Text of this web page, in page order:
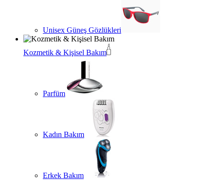
Unisex Güneş Gözlükleri
Kozmetik & Kişisel Bakım
Parfüm
Kadın Bakım
Erkek Bakım